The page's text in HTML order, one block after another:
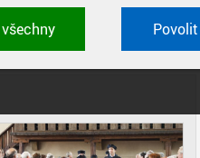
a identifikátorů
DIAPOZITIVY